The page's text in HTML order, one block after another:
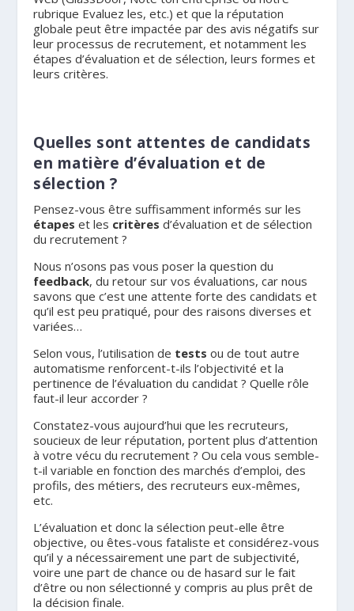
rubrique Evaluez les, etc.) et que la réputation
globale peut être impactée par des avis négatifs sur
leur processus de recrutement, et notamment les
étapes d’évaluation et de sélection, leurs formes et
leurs critères.
Quelles sont attentes de candidats
en matière d’évaluation et de
sélection ?
Pensez-vous être suffisamment informés sur les
étapes et les critères d’évaluation et de sélection
du recrutement ?
Nous n’osons pas vous poser la question du
feedback, du retour sur vos évaluations, car nous
savons que c’est une attente forte des candidats et
qu’il est peu pratiqué, pour des raisons diverses et
variées…
Selon vous, l’utilisation de tests ou de tout autre
automatisme renforcent-t-ils l’objectivité et la
pertinence de l’évaluation du candidat ? Quelle rôle
faut-il leur accorder ?
Constatez-vous aujourd’hui que les recruteurs,
soucieux de leur réputation, portent plus d’attention
à votre vécu du recrutement ? Ou cela vous semble-
t-il variable en fonction des marchés d’emploi, des
profils, des métiers, des recruteurs eux-mêmes,
etc.
L’évaluation et donc la sélection peut-elle être
objective, ou êtes-vous fataliste et considérez-vous
qu’il y a nécessairement une part de subjectivité,
voire une part de chance ou de hasard sur le fait
d’être ou non sélectionné y compris au plus prêt de
la décision finale.